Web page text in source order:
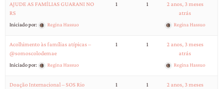
AJUDE AS FAMÍLIAS GUARANI NO
RS
Iniciado por: Regina Hassuo
1 1
2 anos, 3 meses
atrás
Regina Hassuo
Acolhimento às famílias atípicas –
@somoscolodemae
Iniciado por: Regina Hassuo
1 1
2 anos, 3 meses
atrás
Regina Hassuo
Doação Internacional – SOS Rio
1 1
2 anos, 3 meses